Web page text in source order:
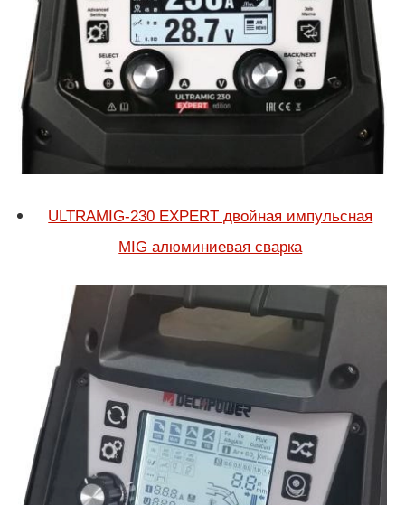
ULTRAMIG-230 EXPERT двойная импульсная
MIG алюминиевая сварка